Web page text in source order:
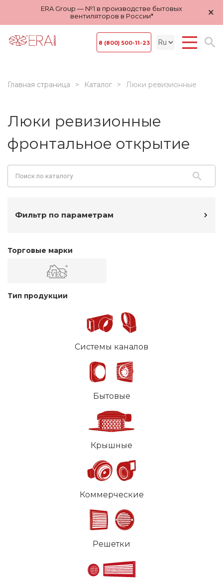
ERA Group — №1 в производстве бытовых
вентиляторов в России*
×
8 (800) 500-11-23
Главная страница Каталог Люки ревизионные
Люки ревизионные
фронтальное открытие
Фильтр по параметрам
Торговые марки
Тип продукции
Системы каналов
Бытовые
Крышные
Коммерческие
Решетки